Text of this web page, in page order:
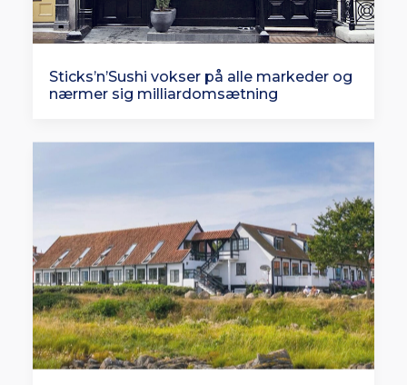
Sticks’n’Sushi vokser på alle markeder og
nærmer sig milliardomsætning